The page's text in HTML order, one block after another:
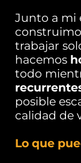
Junto a mi
trabajar
hacemos
todo
posible
calidad de
Lo que